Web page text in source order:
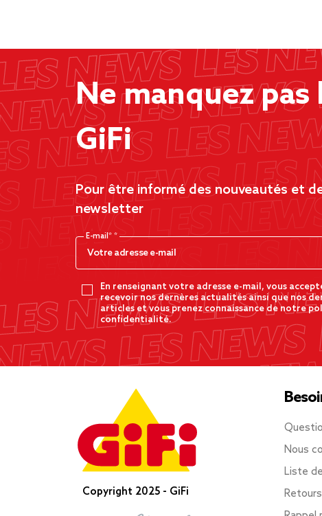
Ne manquez
GiFi
Pour être informé des nouveautés et
newsletter
E-mail*
En renseignant votre adresse e-mail, vous
recevoir nos dernères actualités ainsi que nos
articles et vous prenez connaissance de notre
confidentialité.
Copyright 2025 - GiFi
Nous
Liste